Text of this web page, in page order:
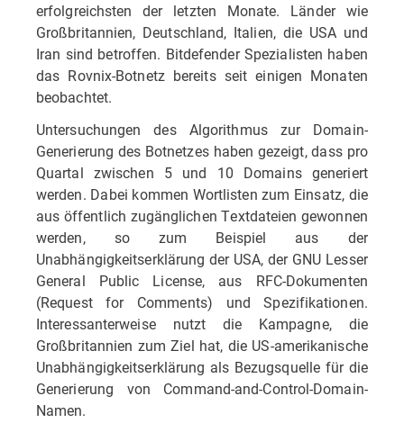
erfolgreichsten der letzten Monate. Länder wie
Großbritannien, Deutschland, Italien, die USA und
Iran sind betroffen. Bitdefender Spezialisten haben
das Rovnix-Botnetz bereits seit einigen Monaten
beobachtet.
Untersuchungen des Algorithmus zur Domain-
Generierung des Botnetzes haben gezeigt, dass pro
Quartal zwischen 5 und 10 Domains generiert
werden. Dabei kommen Wortlisten zum Einsatz, die
aus öffentlich zugänglichen Textdateien gewonnen
werden, so zum Beispiel aus der
Unabhängigkeitserklärung der USA, der GNU Lesser
General Public License, aus RFC-Dokumenten
(Request for Comments) und Spezifikationen.
Interessanterweise nutzt die Kampagne, die
Großbritannien zum Ziel hat, die US-amerikanische
Unabhängigkeitserklärung als Bezugsquelle für die
Generierung von Command-and-Control-Domain-
Namen.